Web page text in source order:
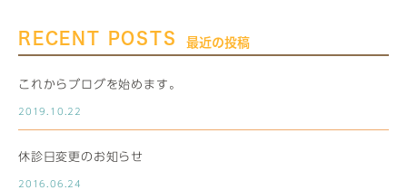
RECENT POSTS 最近の投稿
これからブログを始めます。
2019.10.22
休診日変更のお知らせ
2016.06.24